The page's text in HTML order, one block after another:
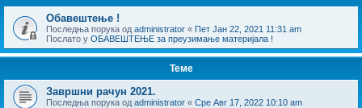
Обавештење !
Последња порука од administrator « Пет Јан 22, 2021 11:31 am
Послато у ОБАВЕШТЕЊЕ за преузимање материјала !
Теме
Завршни рачун 2021.
Последња порука од administrator « Сре Авг 17, 2022 10:10 am